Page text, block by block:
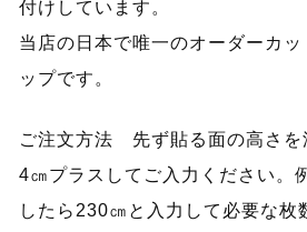
付けしています。
当店の日本で唯一のオーダーカ
ップです。
ご注文方法 先ず貼る面の高さを
4㎝プラスしてご入力ください。
したら230㎝と入力して必要な枚